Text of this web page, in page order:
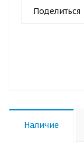
Поделиться
Наличие